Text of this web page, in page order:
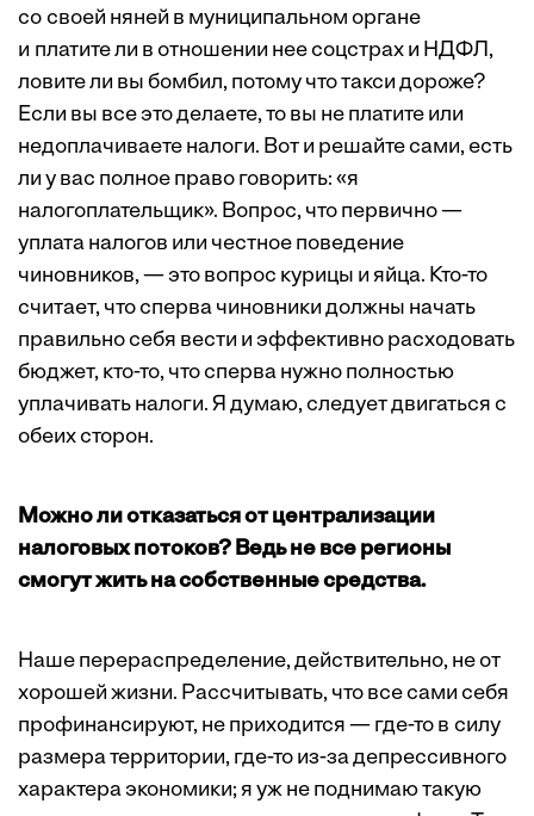
со своей няней в муниципальном органе
и платите ли в отношении нее соцстрах и НДФЛ,
ловите ли вы бомбил, потому что такси дороже?
Если вы все это делаете, то вы не платите или
недоплачиваете налоги. Вот и решайте сами, есть
ли у вас полное право говорить: «я
налогоплательщик». Вопрос, что первично —
уплата налогов или честное поведение
чиновников, — это вопрос курицы и яйца. Кто-то
считает, что сперва чиновники должны начать
правильно себя вести и эффективно расходовать
бюджет, кто-то, что сперва нужно полностью
уплачивать налоги. Я думаю, следует двигаться с
обеих сторон.
Можно ли отказаться от централизации
налоговых потоков? Ведь не все регионы
смогут жить на собственные средства.
Наше перераспределение, действительно, не от
хорошей жизни. Рассчитывать, что все сами себя
профинансируют, не приходится — где-то в силу
размера территории, где-то из-за депрессивного
характера экономики; я уж не поднимаю такую